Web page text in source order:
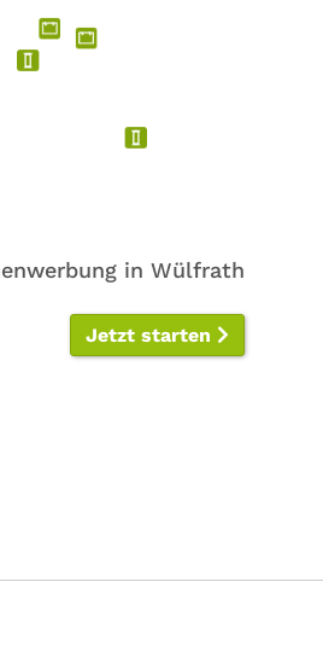
in Wülfrath
Jetzt starten